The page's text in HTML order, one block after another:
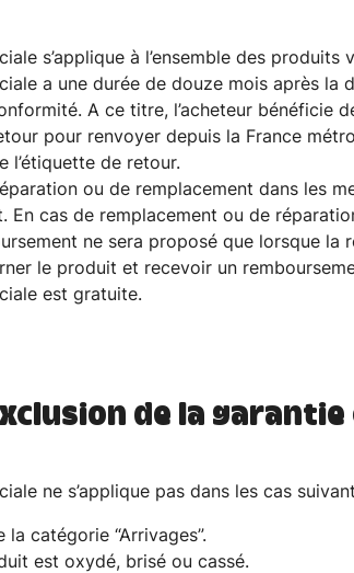
s’applique à l’ensemble des
a une durée de douze mois après
A ce titre, l’acheteur bénéficie
pour renvoyer depuis la France
l’étiquette de retour.
ou de remplacement dans les
En cas de remplacement ou de
ne sera proposé que lorsque
le produit et recevoir un
est gratuite.
de la
ne s’applique pas dans les cas
catégorie “Arrivages”.
est oxydé, brisé ou cassé.